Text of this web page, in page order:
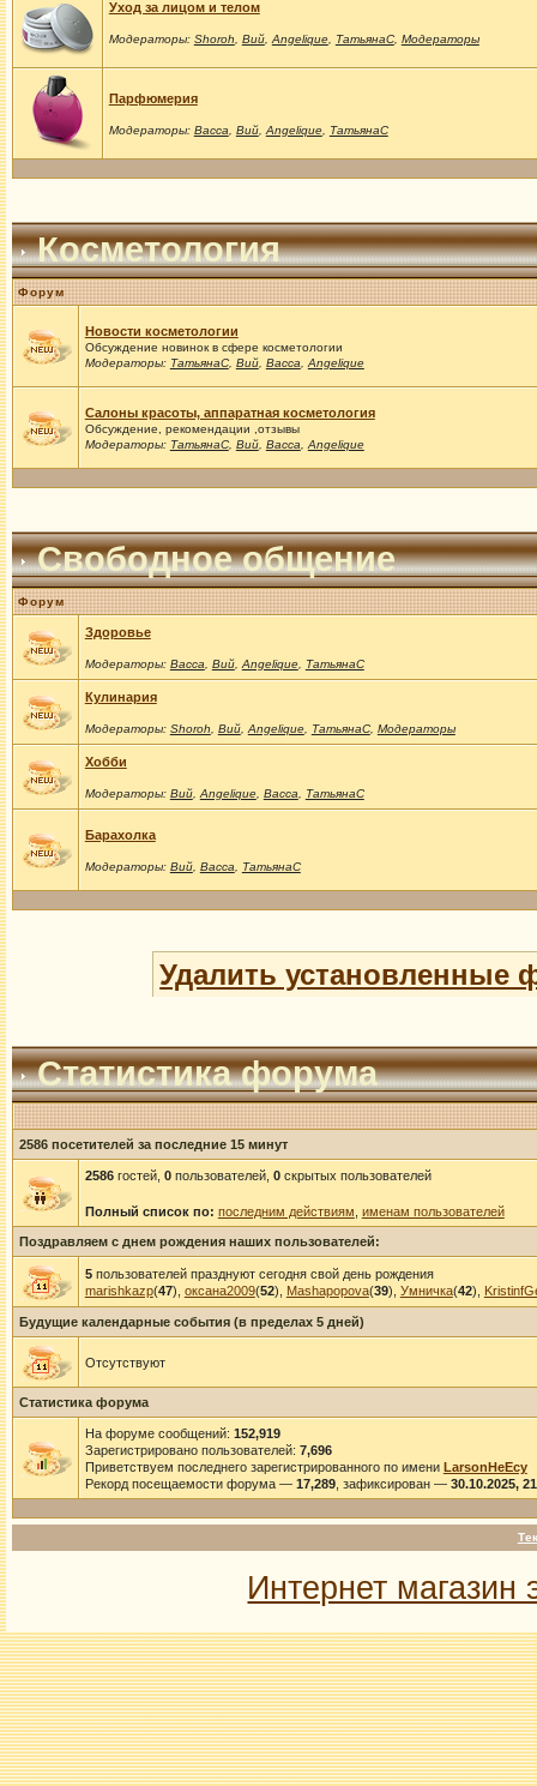
Уход за лицом и телом
Модераторы: Shoroh Вий, Angelique, ТатьянаС, Модераторы
Парфюмерия
Модераторы: Васса Вий, Angelique, ТатьянаС
Косметология
Форум
Новости косметологии
Обсуждение новинок в сфере косметологии
Модераторы: ТатьянаС, Вий, Васса Angelique
Салоны красоты, аппаратная косметология
Обсуждение, рекомендации ,отзывы
Модераторы: ТатьянаС, Вий, Васса Angelique
Свободное общение
Форум
Здоровье
Модераторы: Васса Вий, Angelique, ТатьянаС
Кулинария
Модераторы: Shoroh Вий, Angelique, ТатьянаС, Модераторы
Хобби
Модераторы: Вий, Angelique, Васса ТатьянаС
Барахолка
Модераторы: Вий, Васса ТатьянаС
Удалить установленные
Статистика форума
2586 посетителей за последние 15 минут
2586гостей, 0пользователей, 0скрытых пользователей
Полный список по: последним действиям именам пользователей
Поздравляем с днем рождения наших пользователей:
5пользователей празднуют сегодня свой день рождения
marishkazp(47), оксана2009(52), Mashapopova(39), Умничка(42),
Будущие календарные события (в пределах 5 дней)
Отсутствуют
Статистика форума
На форуме сообщений: 152,919
Зарегистрировано пользователей: 7,696
Приветствуем последнего зарегистрированного по имени LarsonHeEcy
Рекорд посещаемости форума — 17,289, зафиксирован — 30.10.2025,
Интернет